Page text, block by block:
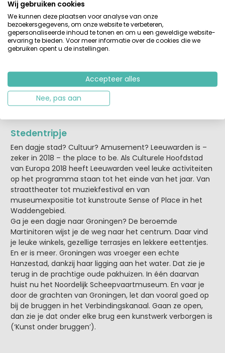
Stukje fietsen?
Je omgeving verkennen op de fiets? Dan ben je in het
hoge Noorden helemaal op je plek. In Friesland ligt zo’n
3.000 km aan fietsroutes en ook in Groningen kun je naar
fietspaden. Streekroutes, culinaire tochten … aan jou de
keuze waar je heen wilt en hoe lang je op je ijzeren ros wilt
zitten. Moe maar voldaan peddel je na zo’n tocht terug
naar je bungalowtent, stacaravan of vakantiehuisje op
Stedentripje
Een dagje stad? Cultuur? Amusement? Leeuwarden is –
zeker in 2018 – the place to be. Als Culturele Hoofdstad
van Europa 2018 heeft Leeuwarden veel leuke activiteiten
op het programma staan tot het einde van het jaar. Van
straattheater tot muziekfestival en van
museumexpositie tot kunstroute Sense of Place in het
Waddengebied.
Ga je een dagje naar Groningen? De beroemde
Martinitoren wijst je de weg naar het centrum. Daar vind
je leuke winkels, gezellige terrasjes en lekkere eettentjes.
En er is meer. Groningen was vroeger een echte
Hanzestad, dankzij haar ligging aan het water. Dat zie je
terug in de prachtige oude pakhuizen. In één daarvan
huist nu het Noordelijk Scheepvaartmuseum. En vaar je
door de grachten van Groningen, let dan vooral goed op
bij de bruggen in het Verbindingskanaal. Gaan ze open,
dan zie je dat onder elke brug een kunstwerk verborgen is
(‘Kunst onder bruggen’).
Wij gebruiken cookies
We kunnen deze plaatsen voor analyse van onze
bezoekersgegevens, om onze website te verbeteren,
gepersonaliseerde inhoud te tonen en om u een geweldige website-
ervaring te bieden. Voor meer informatie over de cookies die we
gebruiken opent u de instellingen.
Accepteer alles
Nee, pas aan